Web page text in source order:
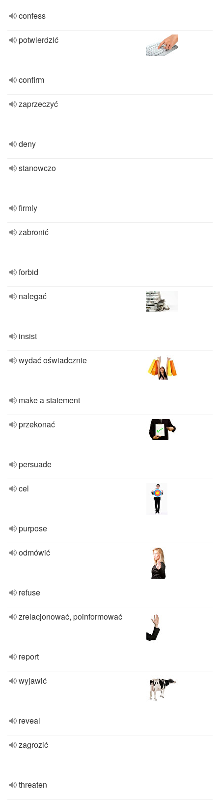
confess
potwierdzić
confirm
zaprzeczyć
deny
stanowczo
firmly
zabronić
forbid
nalegać
insist
wydać oświadcznie
make a statement
przekonać
persuade
cel
purpose
odmówić
refuse
zrelacjonować, poinformować
report
wyjawić
reveal
zagrozić
threaten